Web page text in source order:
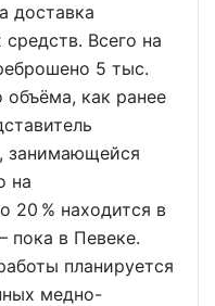
доставка
Всего на
5 тыс.
объёма, как ранее
занимающейся
на
20 % находится в
пока в Певеке.
планируется
медно-